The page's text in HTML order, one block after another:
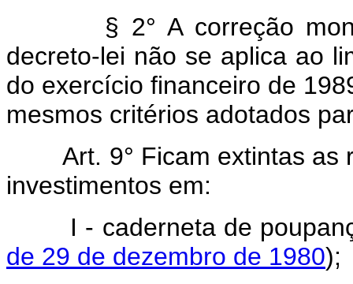
§ 2° A correção
decreto-lei não se aplica ao
do exercício financeiro de
mesmos critérios adotados
Art. 9° Ficam extintas
investimentos em:
I - caderneta de
de 29 de dezembro de 1980);